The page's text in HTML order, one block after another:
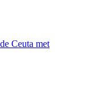
Ceuta met